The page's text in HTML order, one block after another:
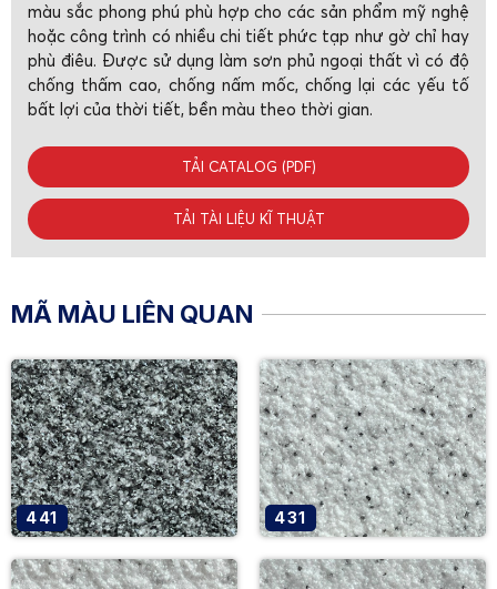
màu sắc phong phú phù hợp cho các sản phẩm mỹ nghệ
hoặc công trình có nhiều chi tiết phức tạp như gờ chỉ hay
phù điêu. Được sử dụng làm sơn phủ ngoại thất vì có độ
chống thấm cao, chống nấm mốc, chống lại các yếu tố
bất lợi của thời tiết, bền màu theo thời gian.
TẢI CATALOG (PDF)
TẢI TÀI LIỆU KĨ THUẬT
MÃ MÀU LIÊN QUAN
441 431